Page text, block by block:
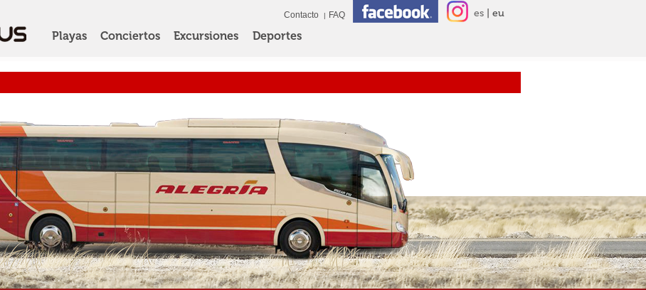
Playas Conciertos Excursiones Deportes
Contacto FAQ es eu